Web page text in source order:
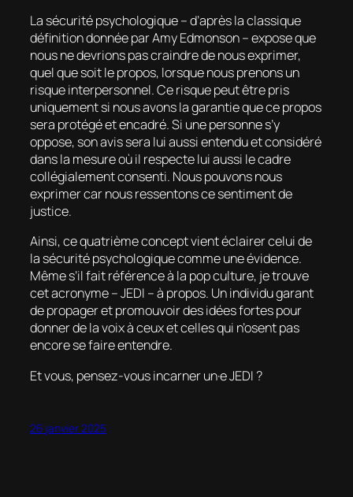
La sécurité psychologique – d’après la classique
définition donnée par Amy Edmonson – expose que
nous ne devrions pas craindre de nous exprimer,
quel que soit le propos, lorsque nous prenons un
risque interpersonnel. Ce risque peut être pris
uniquement si nous avons la garantie que ce propos
sera protégé et encadré. Si une personne s’y
oppose, son avis sera lui aussi entendu et considéré
dans la mesure où il respecte lui aussi le cadre
collégialement consenti. Nous pouvons nous
exprimer car nous ressentons ce sentiment de
justice.
Ainsi, ce quatrième concept vient éclairer celui de
la sécurité psychologique comme une évidence.
Même s’il fait référence à la pop culture, je trouve
cet acronyme – JEDI – à propos. Un individu garant
de propager et promouvoir des idées fortes pour
donner de la voix à ceux et celles qui n’osent pas
encore se faire entendre.
Et vous, pensez-vous incarner un·e JEDI ?
26 janvier 2025